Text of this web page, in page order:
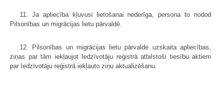
11. Ja apliecība kļuvusi lietošanai nederīga, persona to nodod
Pilsonības un migrācijas lietu pārvaldē.
12. Pilsonības un migrācijas lietu pārvalde uzskaita apliecības,
ziņas par tām iekļaujot Iedzīvotāju reģistrā atbilstoši tiesību aktiem
par Iedzīvotāju reģistrā iekļauto ziņu aktualizēšanu.